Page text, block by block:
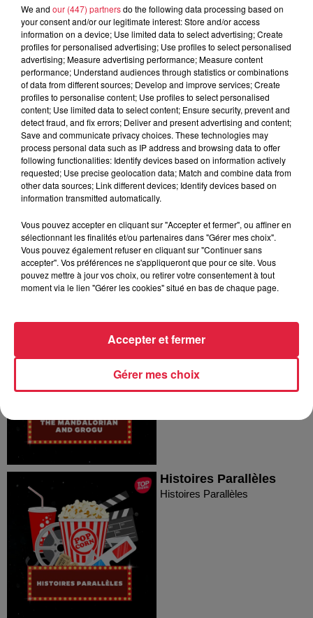
Anna et les enfants
Anna et les enfants
L'objet du délit
L'objet du délit
Star Wars : The
Mandalorian and Grogu
Histoires Parallèles
Histoires Parallèles
We and our (447) partnersdo the following data processing based on
your consent and/or our legitimate interest: Store and/or access
information on a device; Use limited data to select advertising; Create
profiles for personalised advertising; Use profiles to select personalised
advertising; Measure advertising performance; Measure content
performance; Understand audiences through statistics or combinations
of data from different sources; Develop and improve services; Create
profiles to personalise content; Use profiles to select personalised
content; Use limited data to select content; Ensure security, prevent and
detect fraud, and fix errors; Deliver and present advertising and content;
Save and communicate privacy choices. These technologies may
process personal data such as IP address and browsing data to offer
following functionalities: Identify devices based on information actively
requested; Use precise geolocation data; Match and combine data from
other data sources; Link different devices; Identify devices based on
information transmitted automatically.
Vous pouvez accepter en cliquant sur "Accepter et fermer", ou affiner en
sélectionnant les finalités et/ou partenaires dans "Gérer mes choix".
Vous pouvez également refuser en cliquant sur "Continuer sans
accepter". Vos préférences ne s'appliqueront que pour ce site. Vous
pouvez mettre à jour vos choix, ou retirer votre consentement à tout
moment via le lien "Gérer les cookies" situé en bas de chaque page.
Gérer mes choix
Accepter et fermer